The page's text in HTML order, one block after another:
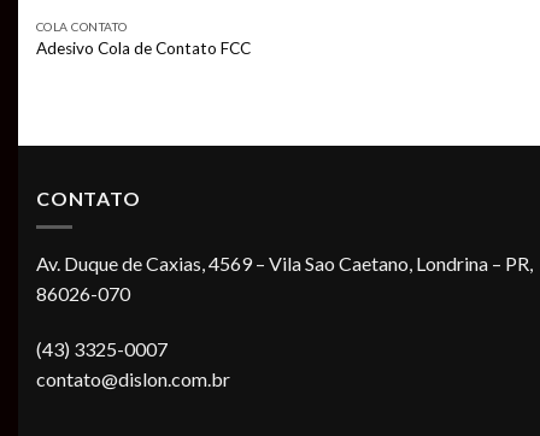
COLA CONTATO
Adesivo Cola de Contato FCC
CONTATO
Av. Duque de Caxias, 4569 – Vila Sao Caetano, Londrina – PR,
86026-070
(43) 3325-0007
contato@dislon.com.br